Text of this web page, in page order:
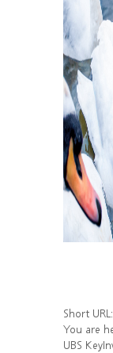
Short URL:
You are
UBS